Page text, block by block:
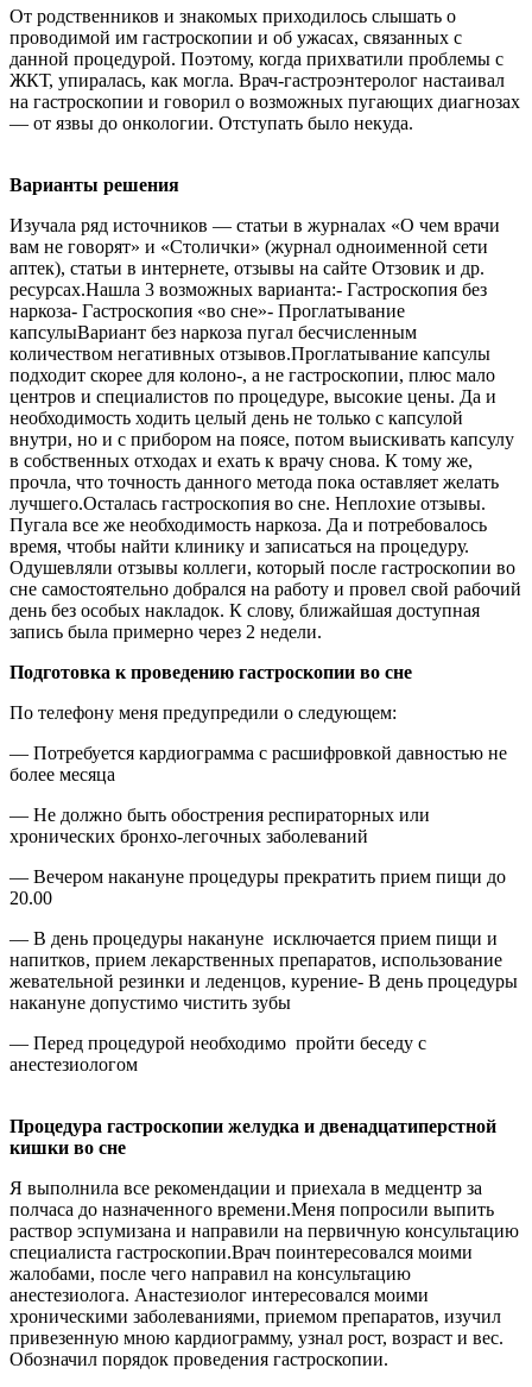
От родственников и знакомых приходилось слышать о
проводимой им гастроскопии и об ужасах, связанных с
данной процедурой. Поэтому, когда прихватили проблемы с
ЖКТ, упиралась, как могла. Врач-гастроэнтеролог настаивал
на гастроскопии и говорил о возможных пугающих диагнозах
— от язвы до онкологии. Отступать было некуда.
Варианты решения
Изучала ряд источников — статьи в журналах «О чем врачи
вам не говорят» и «Столички» (журнал одноименной сети
аптек), статьи в интернете, отзывы на сайте Отзовик и др.
ресурсах.Нашла 3 возможных варианта:- Гастроскопия без
наркоза- Гастроскопия «во сне»- Проглатывание
капсулыВариант без наркоза пугал бесчисленным
количеством негативных отзывов.Проглатывание капсулы
подходит скорее для колоно-, а не гастроскопии, плюс мало
центров и специалистов по процедуре, высокие цены. Да и
необходимость ходить целый день не только с капсулой
внутри, но и с прибором на поясе, потом выискивать капсулу
в собственных отходах и ехать к врачу снова. К тому же,
прочла, что точность данного метода пока оставляет желать
лучшего.Осталась гастроскопия во сне. Неплохие отзывы.
Пугала все же необходимость наркоза. Да и потребовалось
время, чтобы найти клинику и записаться на процедуру.
Одушевляли отзывы коллеги, который после гастроскопии во
сне самостоятельно добрался на работу и провел свой рабочий
день без особых накладок. К слову, ближайшая доступная
запись была примерно через 2 недели.
Подготовка к проведению гастроскопии во сне
По телефону меня предупредили о следующем:
— Потребуется кардиограмма с расшифровкой давностью не
более месяца
— Не должно быть обострения респираторных или
хронических бронхо-легочных заболеваний
— Вечером накануне процедуры прекратить прием пищи до
20.00
— В день процедуры накануне исключается прием пищи и
напитков, прием лекарственных препаратов, использование
жевательной резинки и леденцов, курение- В день процедуры
накануне допустимо чистить зубы
— Перед процедурой необходимо пройти беседу с
анестезиологом
Процедура гастроскопии желудка и двенадцатиперстной
кишки во сне
Я выполнила все рекомендации и приехала в медцентр за
полчаса до назначенного времени.Меня попросили выпить
раствор эспумизана и направили на первичную консультацию
специалиста гастроскопии.Врач поинтересовался моими
жалобами, после чего направил на консультацию
анестезиолога. Анастезиолог интересовался моими
хроническими заболеваниями, приемом препаратов, изучил
привезенную мною кардиограмму, узнал рост, возраст и вес.
Обозначил порядок проведения гастроскопии.